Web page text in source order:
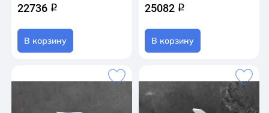
22736 q
В корзину
25082 q
В корзину